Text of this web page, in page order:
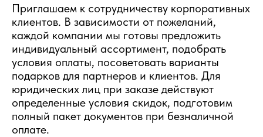
Приглашаем к сотрудничеству корпоративных
клиентов. В зависимости от пожеланий,
каждой компании мы готовы предложить
индивидуальный ассортимент, подобрать
условия оплаты, посоветовать варианты
подарков для партнеров и клиентов. Для
юридических лиц при заказе действуют
определенные условия скидок, подготовим
полный пакет документов при безналичной
оплате.